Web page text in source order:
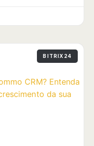
BITRIX24